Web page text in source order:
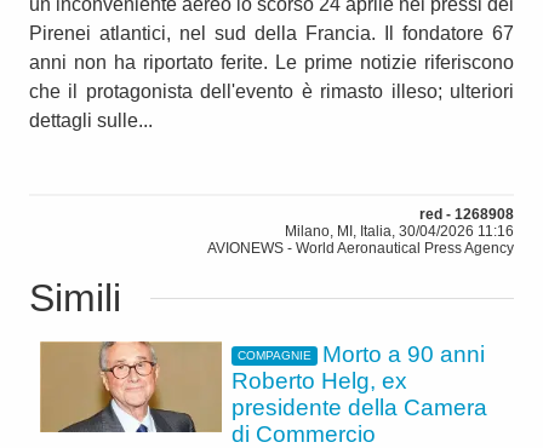
Pirenei atlantici, nel sud della Francia. Il fondatore 67
anni non ha riportato ferite. Le prime notizie riferiscono
che il protagonista dell'evento è rimasto illeso; ulteriori
dettagli sulle...
red - 1268908
Milano, MI, Italia, 30/04/2026 11:16
AVIONEWS - World Aeronautical Press Agency
Simili
COMPAGNIE
Morto a 90 anni
Roberto Helg, ex
presidente della Camera
di Commercio